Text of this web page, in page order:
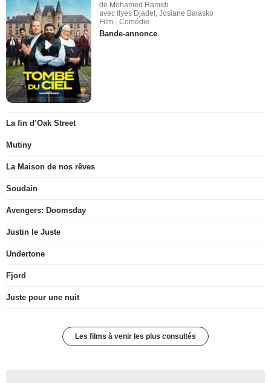
de Mohamed Hamidi
avec Ilyes Djadel, Josiane Balasko
Film - Comédie
Bande-annonce
La fin d’Oak Street
Mutiny
La Maison de nos rêves
Soudain
Avengers: Doomsday
Justin le Juste
Undertone
Fjord
Juste pour une nuit
Les films à venir les plus consultés